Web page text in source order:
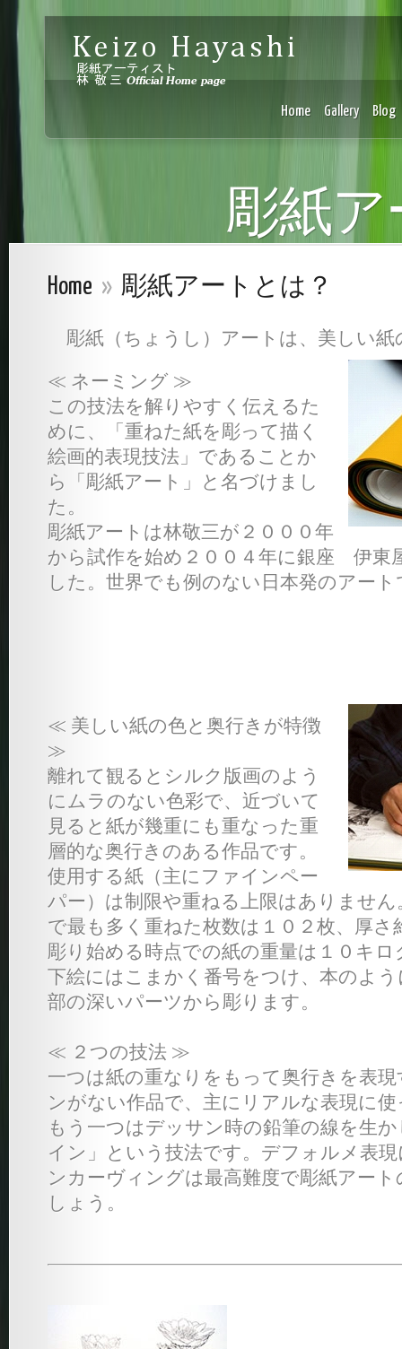
Home Gallery Blog
彫紙
Home » 彫紙アートとは？
彫紙（ちょうし）アートは、美しい紙
≪ ネーミング ≫
この技法を解りやすく伝えるた
めに、「重ねた紙を彫って描く
絵画的表現技法」であることか
ら「彫紙アート」と名づけまし
た。
彫紙アートは林敬三が２０００年
から試作を始め２００４年に銀座 伊東
した。世界でも例のない日本発のアート
≪ 美しい紙の色と奥行きが特徴
≫
離れて観るとシルク版画のよう
にムラのない色彩で、近づいて
見ると紙が幾重にも重なった重
層的な奥行きのある作品です。
使用する紙（主にファインペー
パー）は制限や重ねる上限はありませ
で最も多く重ねた枚数は１０２枚、厚
彫り始める時点での紙の重量は１０キ
下絵にはこまかく番号をつけ、本のよ
部の深いパーツから彫ります。
≪ ２つの技法 ≫
一つは紙の重なりをもって奥行きを表
ンがない作品で、主にリアルな表現に
もう一つはデッサン時の鉛筆の線を生
イン」という技法です。デフォルメ表
ンカーヴィングは最高難度で彫紙アー
しょう。